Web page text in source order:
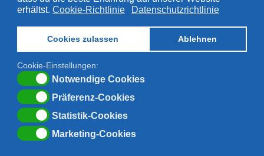
erhältst. Cookie-Richtlinie Datenschutzrichtlinie
Cookies zulassen Ablehnen
Cookie-Einstellungen:
Notwendige Cookies
Präferenz-Cookies
Statistik-Cookies
Marketing-Cookies
Impressum
AGBs
© 2026 Auradent GmbH. Design & Konzept Manav IT Services
www.manav-it.de